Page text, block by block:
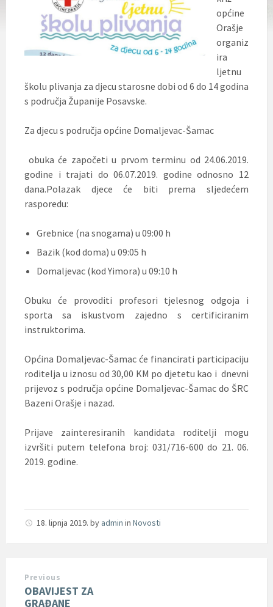
općine
Orašje
organiz
ira
ljetnu
školu plivanja za djecu starosne dobi od 6 do 14 godina
s područja Županije Posavske.
Za djecu s područja općine Domaljevac-Šamac
obuka će započeti u prvom terminu od 24.06.2019.
godine i trajati do 06.07.2019. godine odnosno 12
dana.Polazak djece će biti prema sljedećem
rasporedu:
Grebnice (na snogama) u 09:00 h
Bazik (kod doma) u 09:05 h
Domaljevac (kod Yimora) u 09:10 h
Obuku će provoditi profesori tjelesnog odgoja i
sporta sa iskustvom zajedno s certificiranim
instruktorima.
Općina Domaljevac-Šamac će financirati participaciju
roditelja u iznosu od 30,00 KM po djetetu kao i dnevni
prijevoz s područja općine Domaljevac-Šamac do ŠRC
Bazeni Orašje i nazad.
Prijave zainteresiranih kandidata roditelji mogu
izvršiti putem telefona broj: 031/716-600 do 21. 06.
2019. godine.
18. lipnja 2019. by admin in Novosti
Previous
OBAVIJEST ZA
GRAĐANE